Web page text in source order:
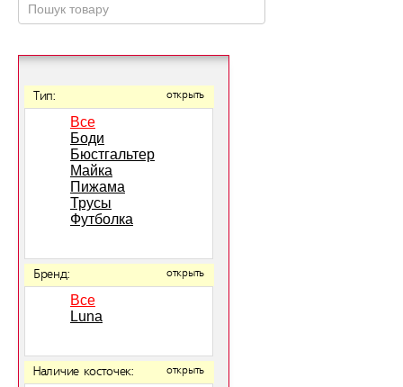
Тип: открыть
Все
Боди
Бюстгальтер
Майка
Пижама
Трусы
Футболка
Бренд: открыть
Все
Luna
Наличие косточек: открыть